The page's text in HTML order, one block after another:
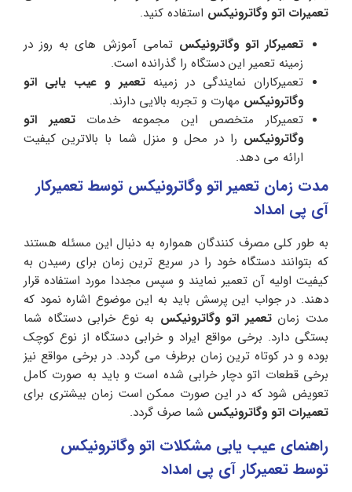
تعمیرات اتو وگاترونیکس استفاده کنید.
تعمیرکار اتو وگاترونیکس تمامی آموزش های به روز در
زمینه تعمیر این دستگاه را گذرانده است.
تعمیرکاران نمایندگی در زمینه تعمیر و عیب یابی اتو
وگاترونیکس مهارت و تجربه بالایی دارند.
تعمیرکار متخصص این مجموعه خدمات
تعمیر اتو
وگاترونیکس را در محل و منزل شما با بالاترین کیفیت
ارائه می دهد.
مدت زمان تعمیر اتو وگاترونیکس توسط تعمیرکار
آی پی امداد
به طور کلی مصرف کنندگان همواره به دنبال این مسئله هستند
که بتوانند دستگاه خود را در سریع ترین زمان برای رسیدن به
کیفیت اولیه آن تعمیر نمایند و سپس مجددا مورد استفاده قرار
دهند. در جواب این پرسش باید به این موضوع اشاره نمود که
مدت زمانتعمیر اتو وگاترونیکس به نوع خرابی دستگاه شما
بستگی دارد. برخی مواقع ایراد و خرابی دستگاه از نوع کوچک
بوده و در کوتاه ترین زمان برطرف می گردد. در برخی مواقع نیز
برخی قطعات اتو دچار خرابی شده است و باید به صورت کامل
تعویض شود که در این صورت ممکن است زمان بیشتری برای
تعمیرات اتو وگاترونیکس شما صرف گردد.
راهنمای عیب یابی مشکلات اتو وگاترونیکس
توسط تعمیرکار آی پی امداد